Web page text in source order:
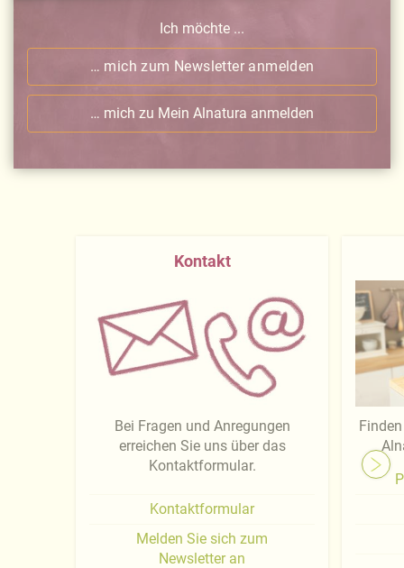
Ich möchte ...
… mich zum Newsletter anmelden
… mich zu Mein Alnatura anmelden
Kontakt
Bei Fragen und Anregungen
erreichen Sie uns über das
Kontaktformular.
Kontaktformular
Melden Sie sich zum
Newsletter an